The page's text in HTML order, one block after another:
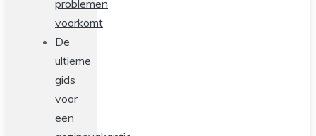
problemen
voorkomt
De
ultieme
gids
voor
een